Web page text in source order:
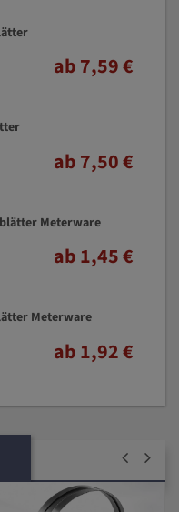
ab 7,59 €
ab 7,50 €
Meterware
ab 1,45 €
Meterware
ab 1,92 €